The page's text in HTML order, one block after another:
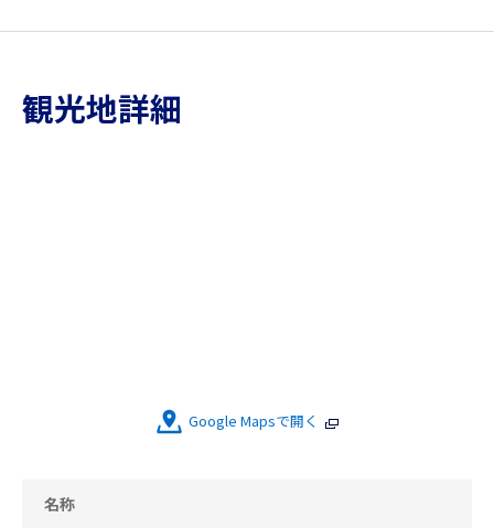
観光地詳細
Google Mapsで開く
名称